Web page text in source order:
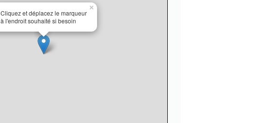
Cliquez et déplacez le marqueur
à l'endroit souhaité si besoin
×